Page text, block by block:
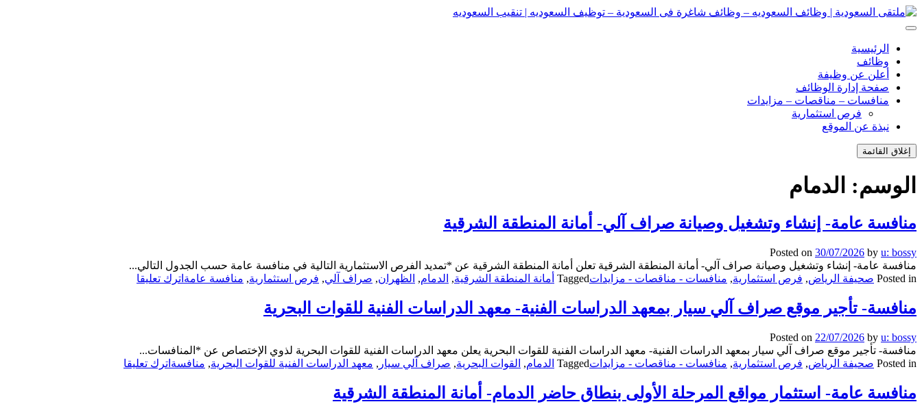
انتقل
إلى
الرئيسية
وظائف
أعلن عن وظيفة
صفحة إدارة الوظائف
منافسات – مناقصات – مزايدات
فرص استثمارية
نبذة عن الموقع
إغلاق القائمة
الوسم: الدمام
منافسة عامة- إنشاء وتشغيل وصيانة صراف آلي- أمانة المنطقة الشرقية
Posted on 30/07/2026 by u: bossy
منافسة عامة- إنشاء وتشغيل وصيانة صراف آلي- أمانة المنطقة الشرقية تعلن أمانة المنطقة الشرقية عن *تمديد الفرص الاستثمارية التالية في منافسة عامة حسب الجدول التالي...
Posted in صحيفة الرياض, فرص استثمارية, منافسات - مناقصات - مزايداتTagged أمانة المنطقة الشرقية, الدمام, الظهران, صراف آلي, فرص استثمارية, منافسة عامة اترك تعليقا
آلي-
منافسة- تأجير موقع صراف آلي سيار بمعهد الدراسات الفنية- معهد الدراسات الفنية للقوات البحرية
Posted on 22/07/2026 by u: bossy
منافسة- تأجير موقع صراف آلي سيار بمعهد الدراسات الفنية- معهد الدراسات الفنية للقوات البحرية يعلن معهد الدراسات الفنية للقوات البحرية لذوي الإختصاص عن *المنافسات...
Posted in صحيفة الرياض, فرص استثمارية, منافسات - مناقصات - مزايداتTagged الدمام, القوات البحرية, صراف آلي سيار , معهد الدراسات الفنية للقوات البحرية, منافسة اترك تعليقا
منافسة عامة- استثمار مواقع المرحلة الأولى بنطاق حاضر الدمام- أمانة المنطقة الشرقية